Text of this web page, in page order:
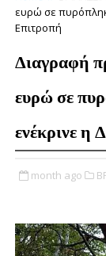
ευρώ σε
Επιτροπή
Διαγραφή
ευρώ σε
ενέκρινε η
month ago